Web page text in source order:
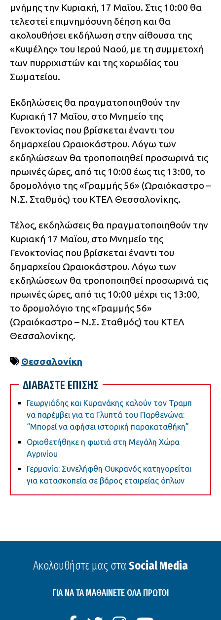
μνήμης την Κυριακή, 17 Μαΐου. Στις 10:00 θα
τελεστεί επιμνημόσυνη δέηση και θα
ακολουθήσει εκδήλωση στην αίθουσα της
«Κυψέλης» του Ιερού Ναού, με τη συμμετοχή
των πυρριχιστών και της χορωδίας του
Σωματείου.
Εκδηλώσεις θα πραγματοποιηθούν την
Κυριακή 17 Μαΐου, στο Μνημείο της
Γενοκτονίας που βρίσκεται έναντι του
δημαρχείου Ωραιοκάστρου. Λόγω των
εκδηλώσεων θα τροποποιηθεί προσωρινά τις
πρωινές ώρες, από τις 10:00 έως τις 13:00, το
δρομολόγιο της «Γραμμής 56» (Ωραιόκαστρο –
Ν.Σ. Σταθμός) του ΚΤΕΛ Θεσσαλονίκης.
Τέλος, εκδηλώσεις θα πραγματοποιηθούν την
Κυριακή 17 Μαϊου, στο Μνημείο της
Γενοκτονίας που βρίσκεται έναντι του
δημαρχείου Ωραιοκάστρου. Λόγω των
εκδηλώσεων θα τροποποιηθεί προσωρινά τις
πρωινές ώρες, από τις 10:00 μέχρι τις 13:00,
το δρομολόγιο της «Γραμμής 56»
(Ωραιόκαστρο – Ν.Σ. Σταθμός) του ΚΤΕΛ
Θεσσαλονίκης.
Θεσσαλονίκη
ΔΙΑΒΑΣΤΕ ΕΠΙΣΗΣ
Γεωργιάδης και Κυρανάκης καλούν τον Τραμπ
να παρέμβει για τα Γλυπτά του Παρθενώνα:
“Μπορεί να αφήσει ιστορική παρακαταθήκη”
Οριοθετήθηκε η φωτιά στη Μεγάλη Χώρα
Αγρινίου
Γερμανία: Συνελήφθη Ουκρανός κατηγορείται
για κατασκοπεία σε βάρος εταιρείας όπλων
Ακολουθήστε μας στα Social Media
ΓΙΑ ΝΑ ΤΑ ΜΑΘΑΙΝΕΤΕ ΟΛΑ ΠΡΩΤΟΙ